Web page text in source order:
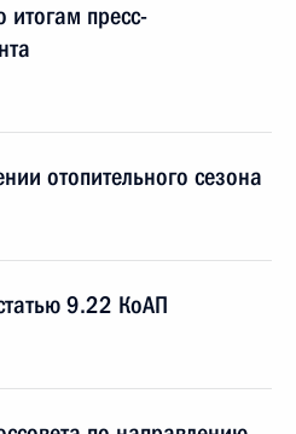
итогам пресс-
отопительного сезона
9.22 КоАП